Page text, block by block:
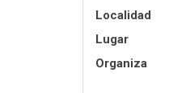
Localidad
Lugar
Organiza